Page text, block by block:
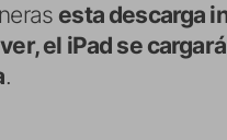
esta descarga
el iPad se
.